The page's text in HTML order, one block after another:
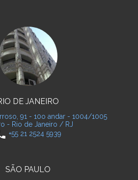
DE JANEIRO
91 - 10o andar - 1004/1005
- Rio de Janeiro / RJ
+55 21 2524 5939
SÃO PAULO